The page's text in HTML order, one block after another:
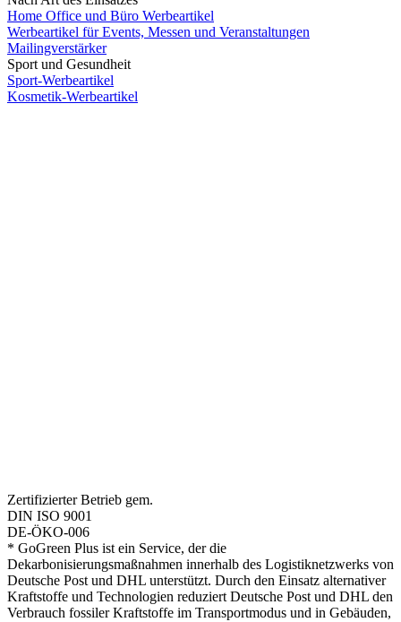
Home Office und Büro Werbeartikel
Werbeartikel für Events, Messen und Veranstaltungen
Mailingverstärker
Sport und Gesundheit
Sport-Werbeartikel
Kosmetik-Werbeartikel
Zertifizierter Betrieb gem.
DIN ISO 9001
DE-ÖKO-006
* GoGreen Plus ist ein Service, der die
Dekarbonisierungsmaßnahmen innerhalb des Logistiknetzwerks von
Deutsche Post und DHL unterstützt. Durch den Einsatz alternativer
Kraftstoffe und Technologien reduziert Deutsche Post und DHL den
Verbrauch fossiler Kraftstoffe im Transportmodus und in Gebäuden,